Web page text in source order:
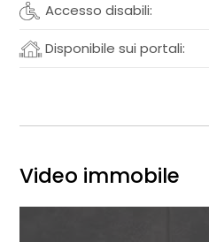
Accesso disabili:
Disponibile sui portali:
Video immobile